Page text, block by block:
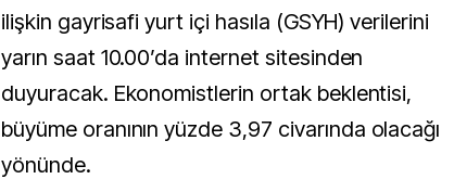
ilişkin gayrisafi yurt içi hasıla (GSYH) verilerini
yarın saat 10.00’da internet sitesinden
duyuracak. Ekonomistlerin ortak beklentisi,
büyüme oranının yüzde 3,97 civarında olacağı
yönünde.